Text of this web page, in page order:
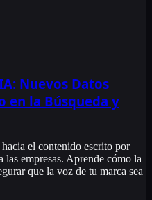
Nuevos Datos
en la Búsqueda y
el contenido escrito por
empresas. Aprende cómo la
que la voz de tu marca sea